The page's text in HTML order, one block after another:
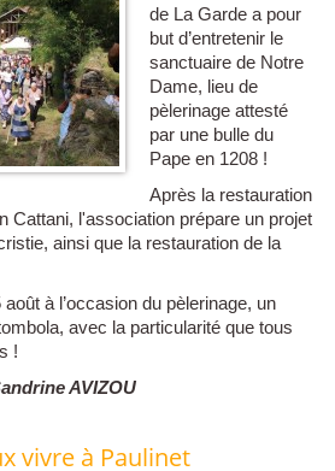
de La Garde a pour
but d’entretenir le
sanctuaire de Notre
Dame, lieu de
pèlerinage attesté
par une bulle du
Pape en 1208 !
Après la restauration
Cattani, l'association prépare un projet
ainsi que la restauration de la
à l’occasion du pèlerinage, un
avec la particularité que tous
!
AVIZOU
vivre à Paulinet